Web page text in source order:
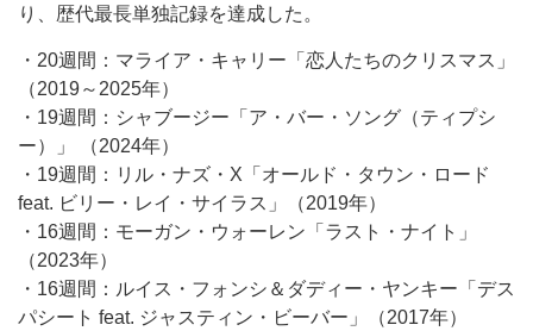
り、歴代最長単独記録を達成した。
・20週間：マライア・キャリー「恋人たちのクリスマス」
（2019～2025年）
・19週間：シャブージー「ア・バー・ソング（ティプシ
ー）」 （2024年）
・19週間：リル・ナズ・X「オールド・タウン・ロード
feat. ビリー・レイ・サイラス」（2019年）
・16週間：モーガン・ウォーレン「ラスト・ナイト」
（2023年）
・16週間：ルイス・フォンシ＆ダディー・ヤンキー「デス
パシート feat. ジャスティン・ビーバー」（2017年）